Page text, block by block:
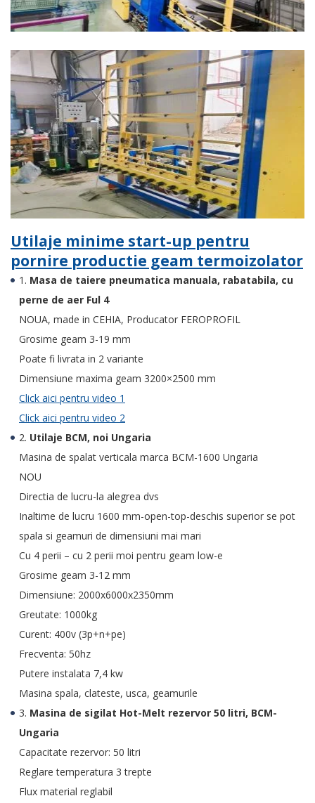
Utilaje minime start-up pentru
pornire productie geam termoizolator
1. Masa de taiere pneumatica manuala, rabatabila, cu
perne de aer Ful 4
NOUA, made in CEHIA, Producator FEROPROFIL
Grosime geam 3-19 mm
Poate fi livrata in 2 variante
Dimensiune maxima geam 3200×2500 mm
Click aici pentru video 1
Click aici pentru video 2
2. Utilaje BCM, noi Ungaria
Masina de spalat verticala marca BCM-1600 Ungaria
NOU
Directia de lucru-la alegrea dvs
Inaltime de lucru 1600 mm-open-top-deschis superior se pot
spala si geamuri de dimensiuni mai mari
Cu 4 perii – cu 2 perii moi pentru geam low-e
Grosime geam 3-12 mm
Dimensiune: 2000x6000x2350mm
Greutate: 1000kg
Curent: 400v (3p+n+pe)
Frecventa: 50hz
Putere instalata 7,4 kw
Masina spala, clateste, usca, geamurile
3. Masina de sigilat Hot-Melt rezervor 50 litri, BCM-
Ungaria
Capacitate rezervor: 50 litri
Reglare temperatura 3 trepte
Flux material reglabil